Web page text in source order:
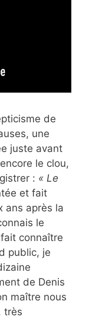
de
une
juste avant
le clou,
: « Le
et fait
ans après la
le
connaître
public, je
de Denis
maître nous
très